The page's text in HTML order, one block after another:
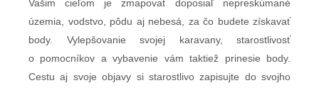
Vašim cieľom je zmapovať doposiaľ nepreskúmané
územia, vodstvo, pôdu aj nebesá, za čo budete získavať
body. Vylepšovanie svojej karavany, starostlivosť
o pomocníkov a vybavenie vám taktiež prinesie body.
Cestu aj svoje objavy si starostlivo zapisujte do svojho